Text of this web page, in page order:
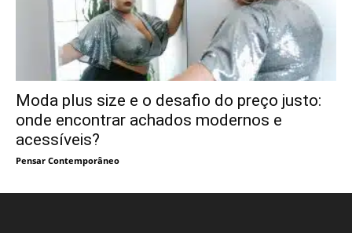
Moda plus size e o desafio do preço justo:
onde encontrar achados modernos e
acessíveis?
Pensar Contemporâneo